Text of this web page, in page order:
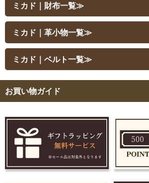
ミカド｜財布一覧≫
ミカド｜革小物一覧≫
ミカド｜ベルト一覧≫
お買い物ガイド